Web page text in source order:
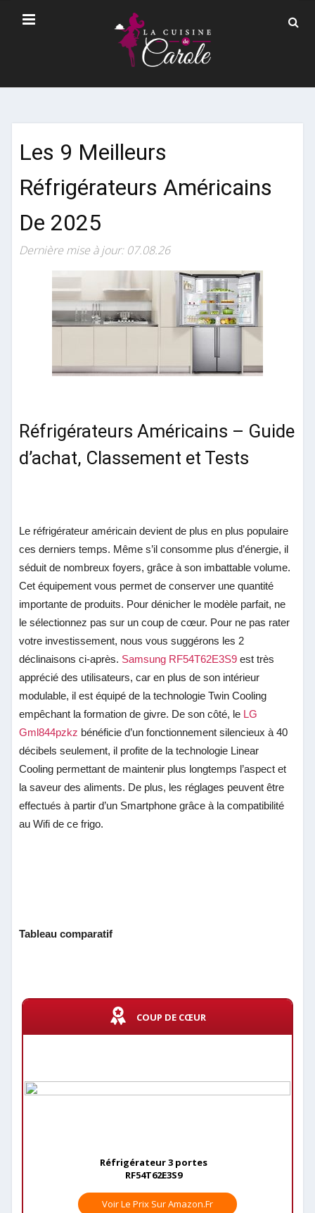
Les 9 Meilleurs
Réfrigérateurs Américains
De 2025
Dernière mise à jour: 07.08.26
Réfrigérateurs Américains – Guide
d’achat, Classement et Tests
Le réfrigérateur américain devient de plus en plus populaire
ces derniers temps. Même s’il consomme plus d’énergie, il
séduit de nombreux foyers, grâce à son imbattable volume.
Cet équipement vous permet de conserver une quantité
importante de produits. Pour dénicher le modèle parfait, ne
le sélectionnez pas sur un coup de cœur. Pour ne pas rater
votre investissement, nous vous suggérons les 2
déclinaisons ci-après. Samsung RF54T62E3S9 est très
apprécié des utilisateurs, car en plus de son intérieur
modulable, il est équipé de la technologie Twin Cooling
empêchant la formation de givre. De son côté, le LG
Gml844pzkz bénéficie d’un fonctionnement silencieux à 40
décibels seulement, il profite de la technologie Linear
Cooling permettant de maintenir plus longtemps l’aspect et
la saveur des aliments. De plus, les réglages peuvent être
effectués à partir d’un Smartphone grâce à la compatibilité
au Wifi de ce frigo.
Tableau comparatif
COUP DE CŒUR
Réfrigérateur 3 portes
RF54T62E3S9
Voir Le Prix Sur Amazon.fr